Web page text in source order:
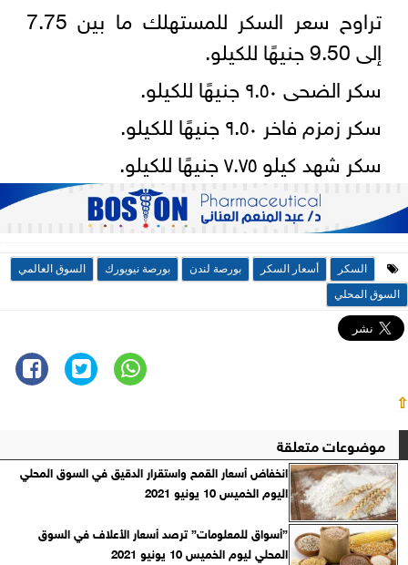
تراوح سعر السكر للمستهلك ما بين 7.75
إلى 9.50 جنيهًا للكيلو.
سكر الضحى ٩.٥٠ جنيهًا للكيلو.
سكر زمزم فاخر ٩.٥٠ جنيهًا للكيلو.
سكر شهد كيلو ٧.٧٥ جنيهًا للكيلو.
السكر أسعار السكر بورصة لندن بورصة نيويورك
السوق العالمي
السوق المحلي
⇧
موضوعات متعلقة
انخفاض أسعار القمح واستقرار الدقيق في السوق المحلي
اليوم الخميس 10 يونيو 2021
”أسواق للمعلومات” ترصد أسعار الأعلاف في السوق
المحلي ليوم الخميس 10 يونيو 2021